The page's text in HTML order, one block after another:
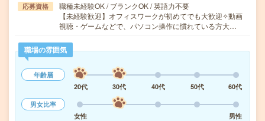
応募資格
職種未経験OK / ブランクOK / 英語力不要
【未経験歓迎】オフィスワークが初めてでも大歓迎✧動画
視聴・ゲームなどで、パソコン操作に慣れている方大…
職場の雰囲気
年齢層
20代
30代 40代 50代
60代
男女比率
女性
男性